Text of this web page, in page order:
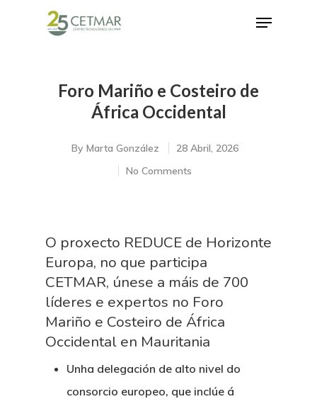
Hit enter to search or ESC to close
Foro Mariño e Costeiro de
África Occidental
By Marta González
28 Abril, 2026
No Comments
O proxecto REDUCE de Horizonte
Europa, no que participa
CETMAR, únese a máis de 700
líderes e expertos no Foro
Mariño e Costeiro de África
Occidental en Mauritania
Unha delegación de alto nivel do
consorcio europeo, que inclúe á